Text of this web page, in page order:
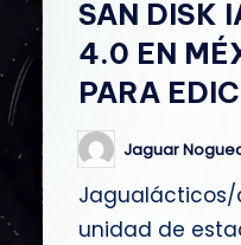
o
g
u
e
d
SAN DISK
4.0 EN
PARA
Publicado
por
Jaguar
Jagualácticos/
unidad de